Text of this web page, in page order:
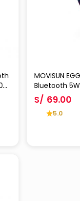
MOVISUN
Bluetooth
S/ 69.00
5.0